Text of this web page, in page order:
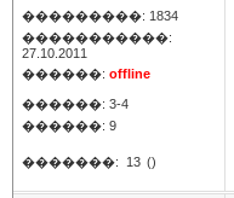
���������: 1834
�����������:
27.10.2011
������: offline
������: 3-4
������: 9
�������: 13 ()